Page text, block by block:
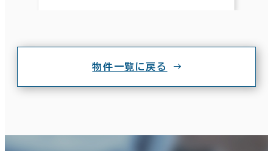
物件一覧に戻る